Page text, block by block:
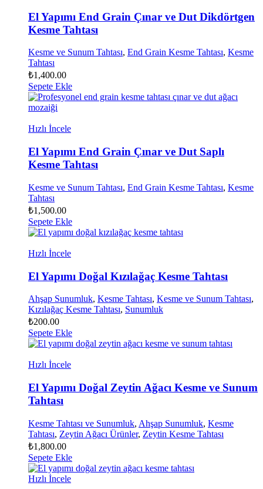
El Yapımı End Grain Çınar ve Dut Dikdörtgen
Kesme Tahtası
Kesme ve Sunum Tahtası, End Grain Kesme Tahtası, Kesme
Tahtası
₺1,400.00
Sepete Ekle
Hızlı İncele
El Yapımı End Grain Çınar ve Dut Saplı
Kesme Tahtası
Kesme ve Sunum Tahtası, End Grain Kesme Tahtası, Kesme
Tahtası
₺1,500.00
Sepete Ekle
Hızlı İncele
El Yapımı Doğal Kızılağaç Kesme Tahtası
Ahşap Sunumluk, Kesme Tahtası, Kesme ve Sunum Tahtası,
Kızılağaç Kesme Tahtası, Sunumluk
₺200.00
Sepete Ekle
Hızlı İncele
El Yapımı Doğal Zeytin Ağacı Kesme ve Sunum
Tahtası
Kesme Tahtası ve Sunumluk, Ahşap Sunumluk, Kesme
Tahtası, Zeytin Ağacı Ürünler, Zeytin Kesme Tahtası
₺1,800.00
Sepete Ekle
Hızlı İncele